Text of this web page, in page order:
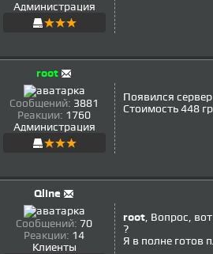
Администрация
root
Сообщений: 3881
Реакции: 1760
Администрация
Появился
Стоимость 448
Qline
Сообщений: 70
Реакции: 14
Клиенты
root, Вопрос,
?
Я в полне готов